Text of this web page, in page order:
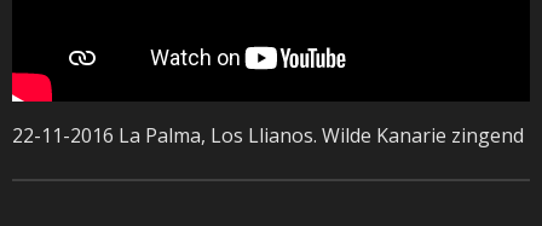
22-11-2016 La Palma, Los Llianos. Wilde Kanarie zingend